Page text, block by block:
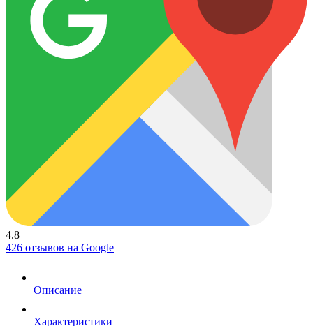
4.8
426 отзывов на Google
Описание
Характеристики